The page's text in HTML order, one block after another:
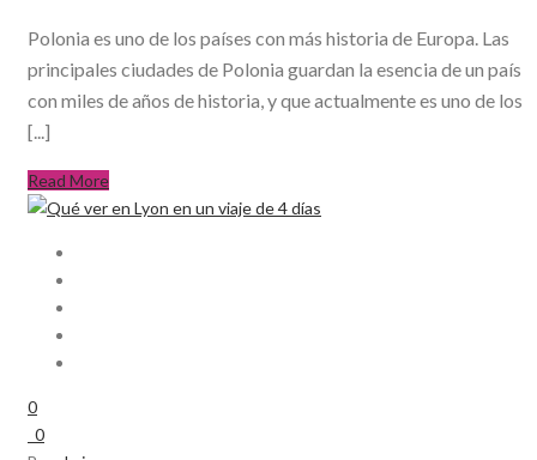
Polonia es uno de los países con más historia de Europa. Las
principales ciudades de Polonia guardan la esencia de un país
con miles de años de historia, y que actualmente es uno de los
[...]
Read More
0
0